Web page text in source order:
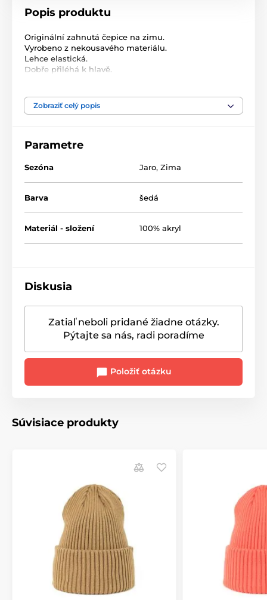
Popis produktu
Originální zahnutá čepice na zimu.
Vyrobeno z nekousavého materiálu.
Lehce elastická.
Dobře přiléhá k hlavě.
Zobraziť celý popis
Parametre
Sezóna Jaro, Zima
Barva šedá
Materiál - složení 100% akryl
Diskusia
Zatiaľ neboli pridané žiadne otázky.
Pýtajte sa nás, radi poradíme
Položiť otázku
Súvisiace produkty